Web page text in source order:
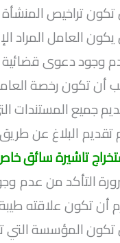
تراخيص
العامل المراد
وجود دعوى
أن تكون رخصة
جميع المستندات
تقديم البلاغ عن
تاشيرة سائق
التأكد من عدم
أن تكون علاقته
تكون المؤسسة التي